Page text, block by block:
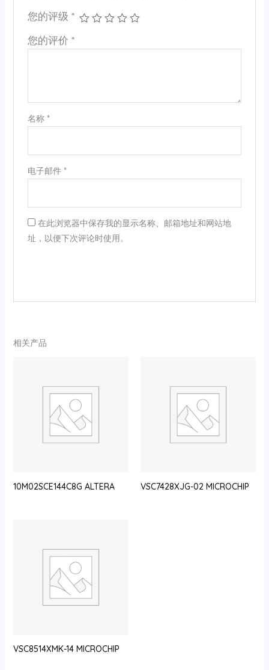
您的评级 *
您的评价 *
名称 *
电子邮件 *
在此浏览器中保存我的显示名称、邮箱地址和网站地
址，以便下次评论时使用。
相关产品
10M02SCE144C8G ALTERA VSC7428XJG-02 MICROCHIP
VSC8514XMK-14 MICROCHIP